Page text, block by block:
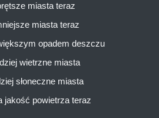
miasta teraz
miasta teraz
opadem deszczu
wietrzne miasta
słoneczne miasta
jakość powietrza teraz